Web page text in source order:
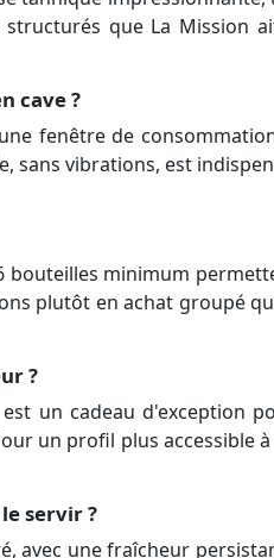
que La Mission
cave ?
fenêtre de
sans vibrations, est
bouteilles minimum
plutôt en achat groupé
?
un cadeau d'exception
un profil plus accessible
servir ?
avec une fraîcheur